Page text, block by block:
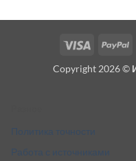
Visa
Copyright 2026 ©
Политика точности
Работа с источниками